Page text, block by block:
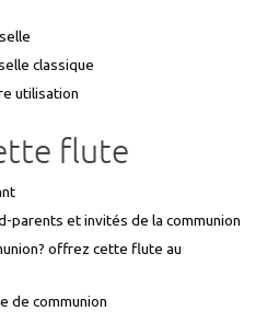
classique
utilisation
flute
parents et invités de la communion
offrez cette flute au
de communion